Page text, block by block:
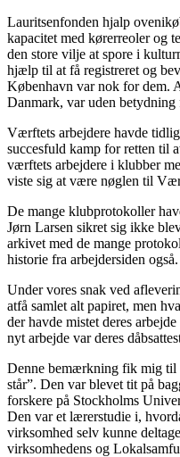
Lauritsenfonden hjalp
kapacitet med kørerreoler og
den store vilje at spore i
hjælp til at få registreret og
København var nok for dem.
Danmark, var uden
Værftets arbejdere havde
succesfuld kamp for retten til
værftets arbejdere i klubber
viste sig at være nøglen til
De mange klubprotokoller
Jørn Larsen sikret sig ikke
arkivet med de mange
historie fra arbejdersiden også.
Under vores snak ved
atfå samlet alt papiret, men
der havde mistet deres
nyt arbejde var deres
Denne bemærkning fik mig til
står”. Den var blevet tit på
forskere på Stockholms
Den var et lærerstudie i,
virksomhed selv kunne
virksomhedens og